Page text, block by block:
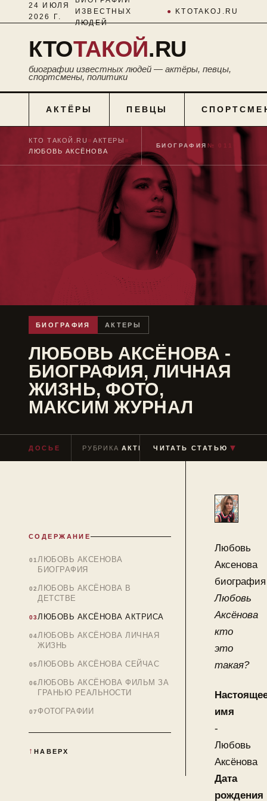
24 ИЮЛЯ
2026 Г.
ИЗВЕСТНЫХ
ЛЮДЕЙ
● KTOTAKOJ.RU
КТОТАКОЙ.RU
биографии известных людей — актёры, певцы,
спортсмены, политики
АКТЁРЫ ПЕВЦЫ
КТО ТАКОЙ.RU ■АКТЕРЫ
ЛЮБОВЬ АКСЁНОВА
БИОГРАФИЯ № 0110
БИОГРАФИЯ АКТЕРЫ
ЛЮБОВЬ АКСЁНОВА -
БИОГРАФИЯ, ЛИЧНАЯ
ЖИЗНЬ, ФОТО,
МАКСИМ ЖУРНАЛ
ДОСЬЕ РУБРИКААКТЕРЫ ЧТЕНИЕ ≈ 7 МИН
ЧИТАТЬ СТАТЬЮ ▼
СОДЕРЖАНИЕ
ЛЮБОВЬ АКСЕНОВА
БИОГРАФИЯ
ЛЮБОВЬ АКСЁНОВА В
ДЕТСТВЕ
ЛЮБОВЬ АКСЁНОВА АКТРИСА
ЛЮБОВЬ АКСЁНОВА ЛИЧНАЯ
ЖИЗНЬ
ЛЮБОВЬ АКСЁНОВА СЕЙЧАС
ЛЮБОВЬ АКСЁНОВА ФИЛЬМ ЗА
ГРАНЬЮ РЕАЛЬНОСТИ
ФОТОГРАФИИ
НАВЕРХ
Любовь
Аксенова
биография
Любовь
Аксёнова
кто
это
такая?
имя
-
Любовь
Аксёнова
Дата
рождения